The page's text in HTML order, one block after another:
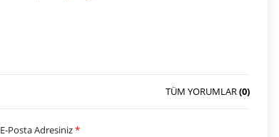
TÜM YORUMLAR(0)
E-Posta Adresiniz*